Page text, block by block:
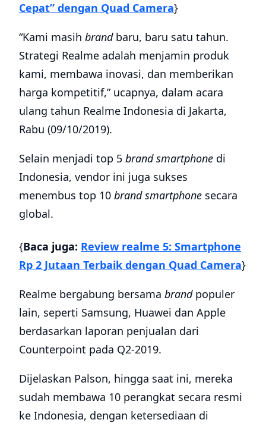
Cepat” dengan Quad Camera}
“Kami masih brandbaru, baru satu tahun.
Strategi Realme adalah menjamin produk
kami, membawa inovasi, dan memberikan
harga kompetitif,” ucapnya, dalam acara
ulang tahun Realme Indonesia di Jakarta,
Rabu (09/10/2019).
Selain menjadi top 5 brand smartphone di
Indonesia, vendor ini juga sukses
menembus top 10 brand smartphone secara
global.
{Baca juga: Review realme 5: Smartphone
Rp 2 Jutaan Terbaik dengan Quad Camera}
Realme bergabung bersama brandpopuler
lain, seperti Samsung, Huawei dan Apple
berdasarkan laporan penjualan dari
Counterpoint pada Q2-2019.
Dijelaskan Palson, hingga saat ini, mereka
sudah membawa 10 perangkat secara resmi
ke Indonesia, dengan ketersediaan di